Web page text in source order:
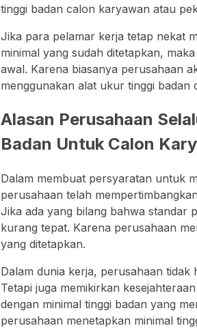
tinggi badan calon karyawan atau
Jika para pelamar kerja tetap nekat
minimal yang sudah ditetapkan,
awal. Karena biasanya perusahaan
menggunakan alat ukur tinggi badan
Alasan Perusahaan
Badan Untuk Calon
Dalam membuat persyaratan untuk
perusahaan telah
Jika ada yang bilang bahwa standar
kurang tepat. Karena perusahaan
yang ditetapkan.
Dalam dunia kerja, perusahaan
Tetapi juga memikirkan
dengan minimal tinggi badan yang
perusahaan menetapkan minimal